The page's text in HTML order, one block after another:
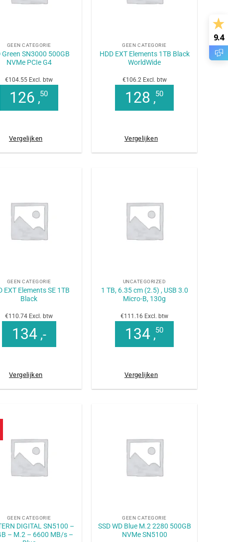
9.4
GEEN CATEGORIE
Green SN3000 500GB
NVMe PCIe G4
€104.55 Excl. btw
126 ,50
Vergelijken
GEEN CATEGORIE
HDD EXT Elements 1TB Black
WorldWide
€106.2 Excl. btw
128 ,50
Vergelijken
GEEN CATEGORIE
EXT Elements SE 1TB
Black
€110.74 Excl. btw
134,-
Vergelijken
UNCATEGORIZED
1 TB, 6.35 cm (2.5) , USB 3.0
Micro-B, 130g
€111.16 Excl. btw
134 ,50
Vergelijken
GEEN CATEGORIE
DIGITAL SN5100 –
– M.2 – 6600 MB/s –
GEEN CATEGORIE
SSD WD Blue M.2 2280 500GB
NVMe SN5100